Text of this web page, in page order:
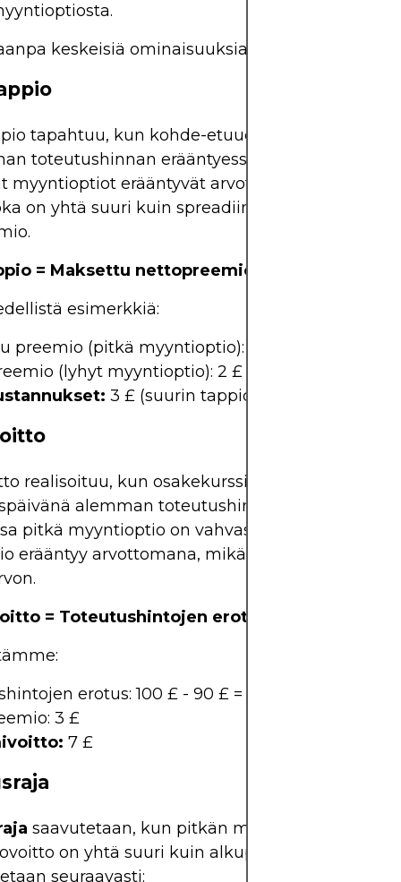
keskeisiä ominaisuuksia:
tapahtuu, kun kohde-etuuden hinta ylittää
toteutushinnan erääntyessä. Tässä tilanteessa
myyntioptiot erääntyvät arvottomina ja
on yhtä suuri kuin spreadiin siirtymisestä
= Maksettu nettopreemio
esimerkkiä:
preemio (pitkä myyntioptio): 5 £
(lyhyt myyntioptio): 2 £
3 £ (suurin tappio)
realisoituu, kun osakekurssi sulkeutuu
alemman toteutushinnan alapuolelle.
pitkä myyntioptio on vahvassa tilanteessa ja
erääntyy arvottomana, mikä tuottaa spreadin
= Toteutushintojen erotus –
erotus: 100 £ - 90 £ = 10 £
3 £
7 £
saavutetaan, kun pitkän myyntioption
on yhtä suuri kuin alkuperäinen maksettu
seuraavasti: